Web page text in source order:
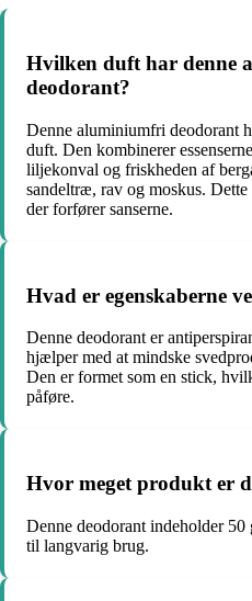
Hvilken duft har denne
deodorant?
Denne aluminiumfri deodorant
duft. Den kombinerer
liljekonval og friskheden af
sandeltræ, rav og moskus.
der forfører sanserne.
Hvad er egenskaberne
Denne deodorant er
hjælper med at mindske
Den er formet som en stick,
påføre.
Hvor meget produkt er
Denne deodorant indeholder
til langvarig brug.